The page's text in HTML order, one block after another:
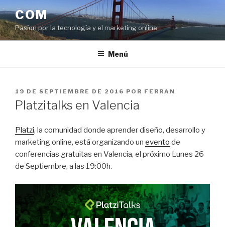
al
contenido
COM
Pasíon por la tecnología y el marketing online
Menú
PUBLICADO
EL
19 DE SEPTIEMBRE DE 2016 POR FERRAN
Platzitalks en Valencia
Platzi, la comunidad donde aprender diseño, desarrollo y
marketing online, está organizando un evento de
conferencias gratuitas en Valencia, el próximo Lunes 26
de Septiembre, a las 19:00h.